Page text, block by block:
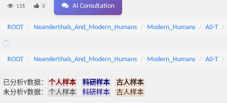
116 0 AI Consultation
ROOT Neanderthals_And_Modern_Humans Modern_Humans A0-T
ROOT Neanderthals_And_Modern_Humans Modern_Humans A0-T
已分析Y数据： 个人样本 科研样本
古人样本
未分析Y数据：
个人样本 科研样本 古人样本